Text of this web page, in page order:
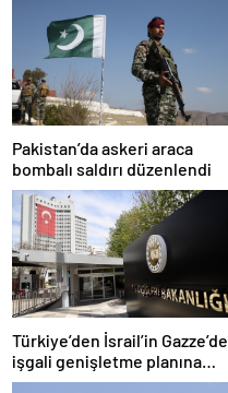
Pakistan’da askeri araca
bombalı saldırı düzenlendi
Türkiye’den İsrail’in Gazze’de
işgali genişletme planına
tepki